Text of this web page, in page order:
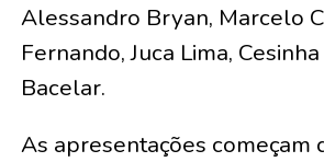
Alessandro Bryan, Marcelo
Fernando, Juca Lima,
Bacelar.
As apresentações começam